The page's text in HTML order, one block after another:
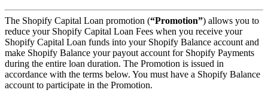
The Shopify Capital Loan promotion (“Promotion”) allows you to
reduce your Shopify Capital Loan Fees when you receive your
Shopify Capital Loan funds into your Shopify Balance account and
make Shopify Balance your payout account for Shopify Payments
during the entire loan duration. The Promotion is issued in
accordance with the terms below. You must have a Shopify Balance
account to participate in the Promotion.